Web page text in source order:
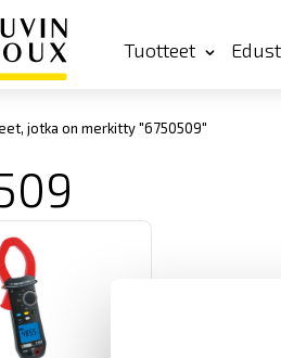
Tuotteet
jotka on merkitty "6750509"